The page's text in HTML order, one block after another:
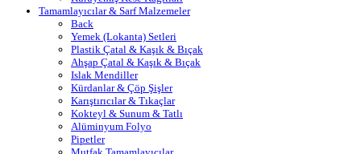
Tamamlayıcılar & Sarf Malzemeler
Back
Yemek (Lokanta) Setleri
Plastik Çatal & Kaşık & Bıçak
Ahşap Çatal & Kaşık & Bıçak
Islak Mendiller
Kürdanlar & Çöp Şişler
Karıştırıcılar & Tıkaçlar
Kokteyl & Sunum & Tatlı
Alüminyum Folyo
Pipetler